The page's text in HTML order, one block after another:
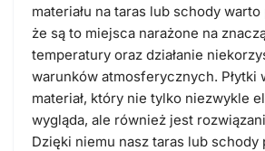
materiału na taras lub schody
że są to miejsca narażone na
temperatury oraz działanie
warunków atmosferycznych. Płytki
materiał, który nie tylko niezwykle
wygląda, ale również jest
Dzięki niemu nasz taras lub schody